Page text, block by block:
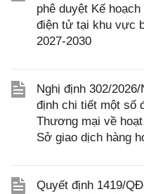
phê duyệt Kế
điện tử tại khu vực
2027-2030
Nghị định 302/
định chi tiết một số
Thương mại về
Sở giao dịch hàng
Quyết định 1419/